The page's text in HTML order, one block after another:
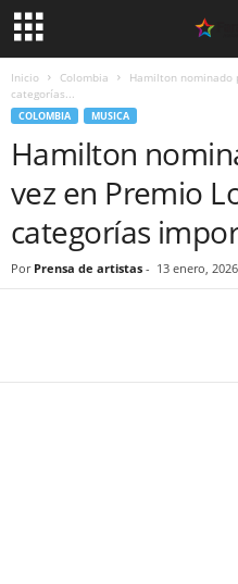
Inicio Colombia
Hamilton nominado
categorías...
COLOMBIA MUSICA
Hamilton
vez en Premio
categorías
Por Prensa de artistas - 13 enero, 2026